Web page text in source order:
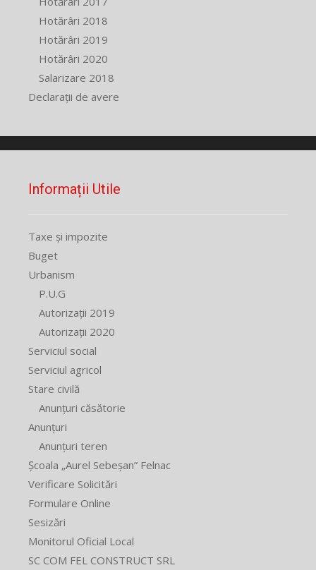
Hotărâri 2018
Hotărâri 2019
Hotărâri 2020
Salarizare 2018
Declarații de avere
Informații Utile
Taxe și impozite
Buget
Urbanism
P.U.G
Autorizații 2019
Autorizații 2020
Serviciul social
Serviciul agricol
Stare civilă
Anunțuri căsătorie
Anunțuri
Anunțuri teren
Școala „Aurel Sebeșan” Felnac
Verificare Solicitări
Formulare Online
Sesizări
Monitorul Oficial Local
SC COM FEL CONSTRUCT SRL